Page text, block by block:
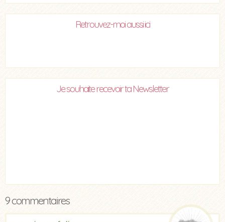
Retrouvez-moi aussi ici
Je souhaite recevoir ta Newsletter
9 commentaires